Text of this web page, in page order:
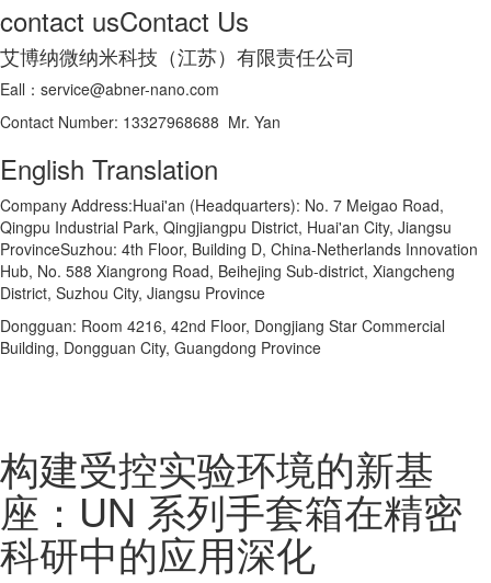
contact usContact Us
艾博纳微纳米科技（江苏）有限责任公司
Eall：service@abner-nano.com
Contact Number: 13327968688 Mr. Yan
English Translation
Company Address:Huai'an (Headquarters): No. 7 Meigao Road,
Qingpu Industrial Park, Qingjiangpu District, Huai'an City, Jiangsu
ProvinceSuzhou: 4th Floor, Building D, China-Netherlands Innovation
Hub, No. 588 Xiangrong Road, Beihejing Sub-district, Xiangcheng
District, Suzhou City, Jiangsu Province
Dongguan: Room 4216, 42nd Floor, Dongjiang Star Commercial
Building, Dongguan City, Guangdong Province
构建受控实验环境的新基
座：UN 系列手套箱在精密
科研中的应用深化